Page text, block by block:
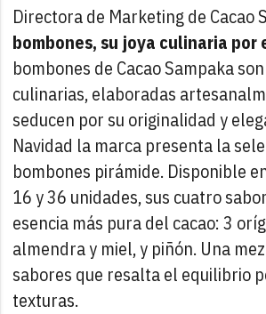
Directora de Marketing de Cacao
bombones, su joya culinaria por
bombones de Cacao Sampaka
culinarias, elaboradas
seducen por su originalidad y
Navidad la marca presenta la
bombones pirámide. Disponible
16 y 36 unidades, sus cuatro
esencia más pura del cacao: 3
almendra y miel, y piñón. Una
sabores que resalta el equilibrio
texturas.